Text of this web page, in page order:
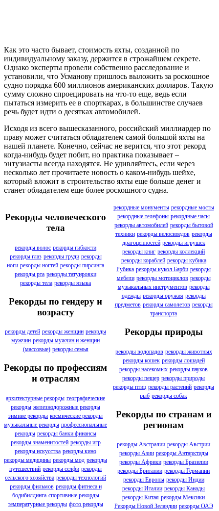
Как это часто бывает, стоимость яхты, созданной по
индивидуальному заказу, держится в строжайшем секрете.
Однако эксперты провели собственно расследование и
установили, что Усманову пришлось выложить за роскошное
судно порядка 600 миллионов американских долларов. Такую
сумму сложно спроецировать на что-то еще, ведь если
пытаться измерить ее в спорткарах, в большинстве случаев
речь будет идти о десятках автомобилей.
Исходя из всего вышесказанного, российский миллиардер по
праву может считаться обладателем самой большой яхты на
нашей планете. Конечно, сейчас не верится, что этот рекорд
когда-нибудь будет побит, но практика показывает –
энтузиасты всегда находятся. Не удивляйтесь, если через
несколько лет прочитаете новость о каком-нибудь шейхе,
который вложит в строительство яхты еще больше денег и
станет обладателем еще более роскошного судна.
Рекорды человеческого
тела
рекорды волос рекорды гибкости
рекорды глаз рекорды груди рекорды
ноги рекорды ногтей рекорды пирсинга
рекорды рта рекорды татуировки
рекорды тела рекорды языка
Рекорды по гендеру и
возрасту
рекорды детей рекорды женщин рекорды
мужчин рекорды мужчин и женщин
(массовые) рекорды семья
Рекорды по профессиям
и отраслям
архитектурные рекорды географические
рекорды железнодорожные рекорды
зимние рекорды космические рекорды
музыкальные рекорды профессиональные
рекорды рекорды банки финансы
рекорды знаменитостей рекорды игр
рекорды искусства рекорды кино
рекорды медицины рекорды мод рекорды
путешествий рекорды селфи рекорды
сельского хозяйства рекорды технологий
рекорды фильмов рекорды фитнеса и
бодибилдинга спортивные рекорды
температурные рекорды фото рекорды
рекордные монументы рекордные мосты
рекордные телефоны рекордные часы
рекорды автомобилей рекорды бытовой
техники рекорды велосипедов рекорды
драгоценностей рекорды игрушек
рекорды книг рекорды коллекций
рекорды кораблей рекорды кубика
Рубика рекорды кукол Барби рекорды
мебели рекорды мотоциклов рекорды
музыкальных инструментов рекорды
одежды рекорды оружия рекорды
предметов рекорды самолетов рекорды
транспорта
Рекорды природы
рекорды водопадов рекорды животных
рекорды кошек рекорды лошадей
рекорды насекомых рекорды пауков
рекорды пещер рекорды природы
рекорды птиц рекорды растений рекорды
рыб рекорды собак
Рекорды по странам и
регионам
рекорды Австралии рекорды Австрии
рекорды Азии рекорды Антарктиды
рекорды Африки рекорды Бразилии
рекорды Британии рекорды Германии
рекорды Европы рекорды Индии
рекорды Италии рекорды Канады
рекорды Китая рекорды Мексики
Рекорды Новой Зеландии рекорды ОАЭ